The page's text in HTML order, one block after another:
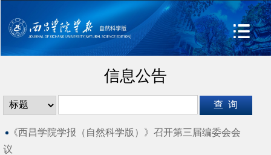
信息公告
《西昌学院学报（自然科学版）》召开第三届编委会会
议